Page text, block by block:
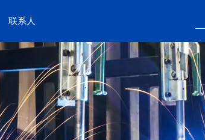
联系人